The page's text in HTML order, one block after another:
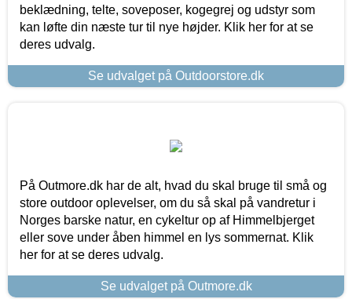
beklædning, telte, soveposer, kogegrej og udstyr som
kan løfte din næste tur til nye højder. Klik her for at se
deres udvalg.
Se udvalget på Outdoorstore.dk
På Outmore.dk har de alt, hvad du skal bruge til små og
store outdoor oplevelser, om du så skal på vandretur i
Norges barske natur, en cykeltur op af Himmelbjerget
eller sove under åben himmel en lys sommernat. Klik
her for at se deres udvalg.
Se udvalget på Outmore.dk